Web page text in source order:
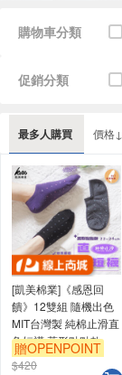
最多人購買 價格↓
購物車分類
促銷分類
[凱美棉業]《感恩回
饋》12雙組 隨機出色
MIT台灣製 純棉止滑直
角短襪 菱形點點款
贈OPENPOINT
$420